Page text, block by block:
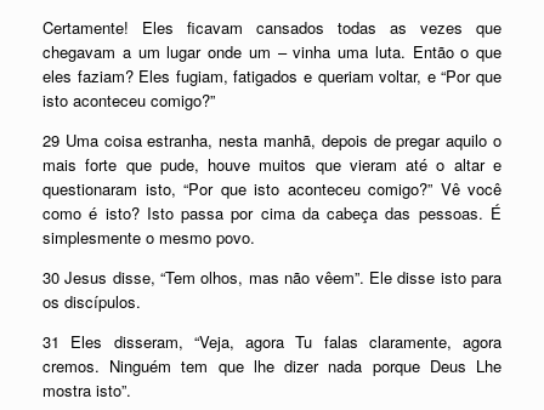
Certamente! Eles ficavam cansados todas as vezes que
chegavam a um lugar onde um – vinha uma luta. Então o que
eles faziam? Eles fugiam, fatigados e queriam voltar, e “Por que
isto aconteceu comigo?”
29 Uma coisa estranha, nesta manhã, depois de pregar aquilo o
mais forte que pude, houve muitos que vieram até o altar e
questionaram isto, “Por que isto aconteceu comigo?” Vê você
como é isto? Isto passa por cima da cabeça das pessoas. É
simplesmente o mesmo povo.
30 Jesus disse, “Tem olhos, mas não vêem”. Ele disse isto para
os discípulos.
31 Eles disseram, “Veja, agora Tu falas claramente, agora
cremos. Ninguém tem que lhe dizer nada porque Deus Lhe
mostra isto”.